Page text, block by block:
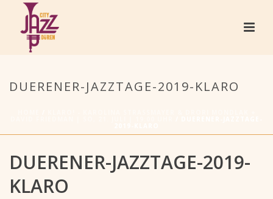
DUERENER-JAZZTAGE-2019-KLARO
DUERENER-JAZZTAGE-2019-
KLARO